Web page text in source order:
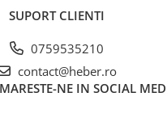
SUPORT CLIENTI
0759535210
contact@heber.ro
NE IN SOCIAL